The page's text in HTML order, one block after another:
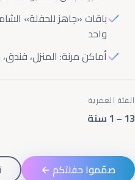
باقات «جاهز للحفلة»
واحد
أماكن مرنة: المنزل،
الفئة العمرية
1 – 13 سنة
صمّموا حفلتكم ←